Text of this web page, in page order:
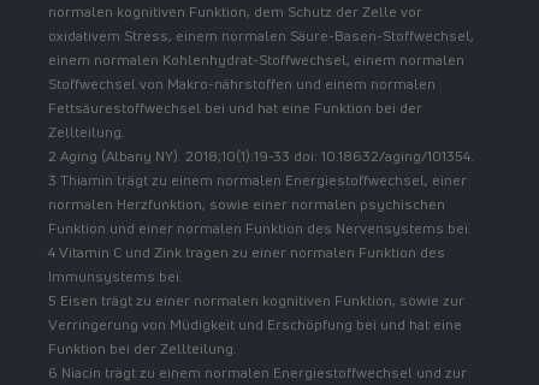
normalen kognitiven Funktion, dem Schutz der Zelle vor
oxidativem Stress, einem normalen Säure-Basen-Stoffwechsel,
einem normalen Kohlenhydrat-Stoffwechsel, einem normalen
Stoffwechsel von Makro-nährstoffen und einem normalen
Fettsäurestoffwechsel bei und hat eine Funktion bei der
Zellteilung.
2 Aging (Albany NY). 2018;10(1):19-33 doi: 10.18632/aging/101354.
3 Thiamin trägt zu einem normalen Energiestoffwechsel, einer
normalen Herzfunktion, sowie einer normalen psychischen
Funktion und einer normalen Funktion des Nervensystems bei.
4 Vitamin C und Zink tragen zu einer normalen Funktion des
Immunsystems bei.
5 Eisen trägt zu einer normalen kognitiven Funktion, sowie zur
Verringerung von Müdigkeit und Erschöpfung bei und hat eine
Funktion bei der Zellteilung.
6 Niacin trägt zu einem normalen Energiestoffwechsel und zur